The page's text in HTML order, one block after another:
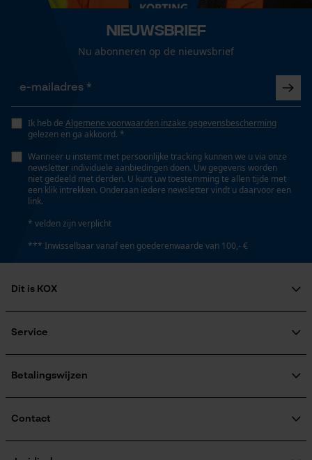
Nieuwsbrief
Nu abonneren op de nieuwsbrief
Ik heb de Algemene voorwaarden inzake gegevensbescherming
gelezen en ga akkoord. *
Wanneer u instemt met persoonlijke tracking kunnen we u via onze
newsletter individuele aanbiedingen doen. Uw gegevens worden
niet gedeeld met derden. U kunt uw toestemming te allen tijde met
een klik intrekken. Onderaan iedere newsletter vindt u daarvoor een
link.
* velden zijn verplicht
*** Inwisselbaar vanaf een goederenwaarde van 100,- €
Dit is KOX
Maatschappelijke betrokkenheid
Aanmelding nieuwsbrief
Service
KOX catalogus
Verzendkosteninformatie
Betalingswijzen
Contact
Google Global Site Tag
Survicate